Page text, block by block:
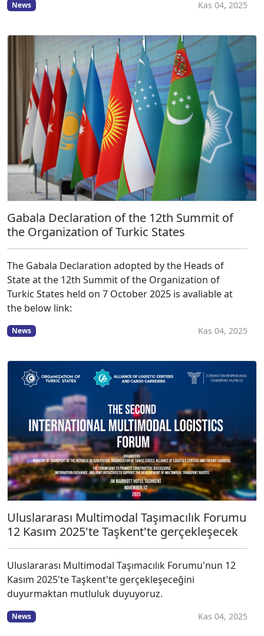
News Kas 04, 2025
Gabala Declaration of the 12th Summit of
the Organization of Turkic States
The Gabala Declaration adopted by the Heads of
State at the 12th Summit of the Organization of
Turkic States held on 7 October 2025 is avaliable at
the below link:
News Kas 04, 2025
Uluslararası Multimodal Taşımacılık Forumu
12 Kasım 2025'te Taşkent'te gerçekleşecek
Uluslararası Multimodal Taşımacılık Forumu'nun 12
Kasım 2025'te Taşkent'te gerçekleşeceğini
duyurmaktan mutluluk duyuyoruz.
News Kas 04, 2025